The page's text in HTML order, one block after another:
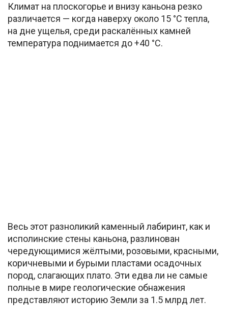
Климат на плоскогорье и внизу каньона резко
различается — когда наверху около 15 °C тепла,
на дне ущелья, среди раскалённых камней
температура поднимается до +40 °C.
Весь этот разноликий каменный лабиринт, как и
исполинские стены каньона, разлинован
чередующимися жёлтыми, розовыми, красными,
коричневыми и бурыми пластами осадочных
пород, слагающих плато. Эти едва ли не самые
полные в мире геологические обнажения
представляют историю Земли за 1.5 млрд лет.